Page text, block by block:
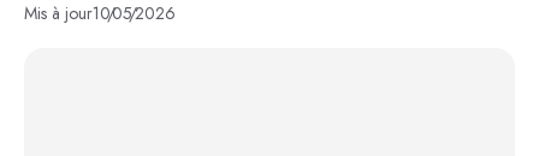
Mis à jour10/05/2026